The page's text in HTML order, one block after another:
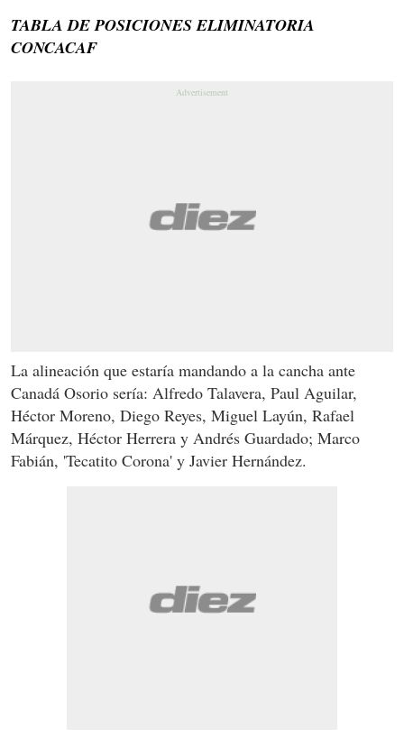
TABLA DE POSICIONES ELIMINATORIA
CONCACAF
La alineación que estaría mandando a la cancha ante
Canadá Osorio sería: Alfredo Talavera, Paul Aguilar,
Héctor Moreno, Diego Reyes, Miguel Layún, Rafael
Márquez, Héctor Herrera y Andrés Guardado; Marco
Fabián, 'Tecatito Corona' y Javier Hernández.